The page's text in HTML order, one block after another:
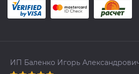
ИП Баленко Игорь